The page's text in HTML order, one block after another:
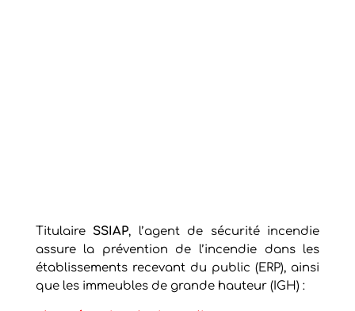
Titulaire SSIAP, l’agent de sécurité incendie
assure la prévention de l’incendie dans les
établissements recevant du public (ERP), ainsi
que les immeubles de grande hauteur (IGH) :